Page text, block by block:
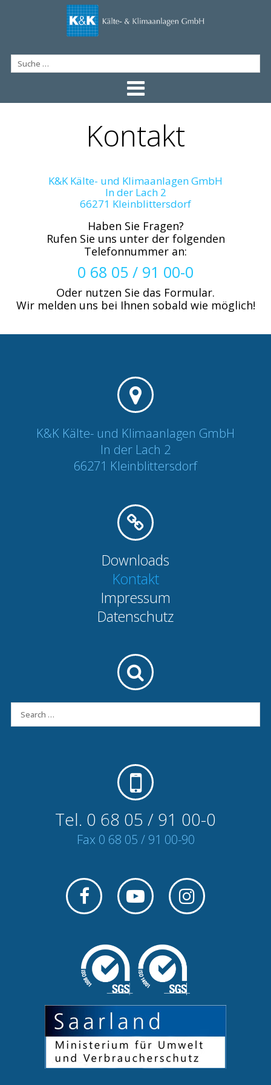
Kontakt
K&K Kälte- und Klimaanlagen GmbH
In der Lach 2
66271 Kleinblittersdorf
Haben Sie Fragen?
Rufen Sie uns unter der folgenden
Telefonnummer an:
0 68 05 / 91 00-0
Oder nutzen Sie das Formular.
Wir melden uns bei Ihnen sobald wie möglich!
K&K Kälte- und Klimaanlagen GmbH
In der Lach 2
66271 Kleinblittersdorf
Downloads
Kontakt
Impressum
Datenschutz
Tel. 0 68 05 / 91 00-0
Fax 0 68 05 / 91 00-90